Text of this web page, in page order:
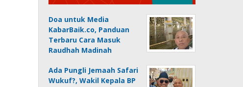
Doa untuk Media
KabarBaik.co, Panduan
Terbaru Cara Masuk
Raudhah Madinah
Ada Pungli Jemaah Safari
Wukuf?, Wakil Kepala BP